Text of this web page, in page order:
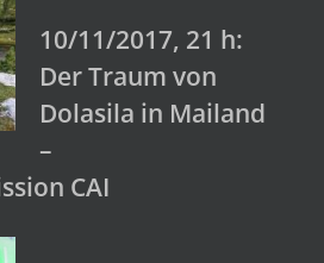
10/11/2017, 21 h:
Der Traum von
Dolasila in Mailand
–
CAI